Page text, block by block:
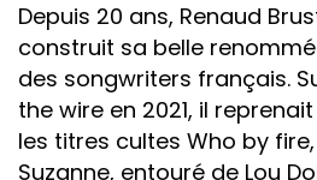
Depuis 20 ans, Renaud
construit sa belle
des songwriters français.
the wire en 2021, il
les titres cultes Who by
Suzanne, entouré de Lou